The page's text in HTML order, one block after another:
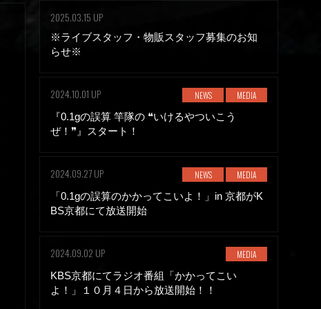
2025.03.15 UP
※ライブスタッフ・物販スタッフ募集のお知
らせ※
2024.10.01 UP NEWS
MEDIA
『0.1gの誤算 竿隊の ❝いけるやついこう
ぜ！❞』スタート！
2024.09.27 UP NEWS
MEDIA
「0.1gの誤算のかかってこいよ！」in 京都がK
BS京都にて放送開始
2024.09.02 UP
MEDIA
KBS京都にてラジオ番組「かかってこい
よ！」１０月４日から放送開始！！